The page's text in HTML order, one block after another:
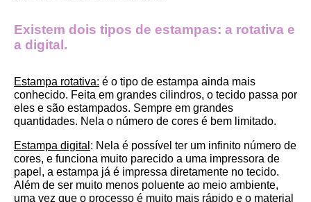
Existem dois tipos de estampas: a rotativa e
a digital.
Estampa rotativa: é o tipo de estampa ainda mais
conhecido. Feita em grandes cilindros, o tecido passa por
eles e são estampados. Sempre em grandes
quantidades. Nela o número de cores é bem limitado.
Estampa digital : Nela é possível ter um infinito número de
cores, e funciona muito parecido a uma impressora de
papel, a estampa já é impressa diretamente no tecido.
Além de ser muito menos poluente ao meio ambiente,
uma vez que o processo é muito mais rápido e o material